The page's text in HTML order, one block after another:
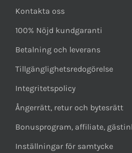
Kontakta oss
100% Nöjd kundgaranti
Betalning och leverans
Tillgänglighetsredogörelse
Integritetspolicy
Ångerrätt, retur och bytesrätt
Bonusprogram, affiliate,
Inställningar för samtycke